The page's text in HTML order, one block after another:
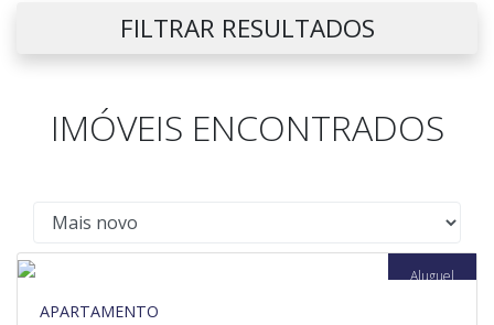
FILTRAR RESULTADOS
IMÓVEIS ENCONTRADOS
Aluguel
APARTAMENTO